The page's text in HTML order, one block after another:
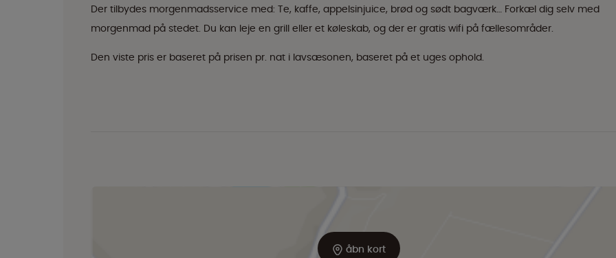
Der tilbydes morgenmadsservice med: Te, kaffe, appelsinjuice, brød og sødt bagværk… Forkæl dig selv med
morgenmad på stedet. Du kan leje en grill eller et køleskab, og der er gratis wifi på fællesområder.
Den viste pris er baseret på prisen pr. nat i lavsæsonen, baseret på et uges ophold.
åbn kort